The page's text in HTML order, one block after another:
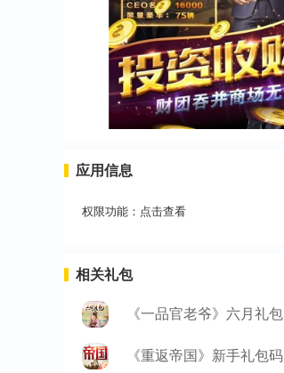
应用信息
权限功能： 点击查看
相关礼包
《一品官老爷》六月礼包
《重返帝国》新手礼包码